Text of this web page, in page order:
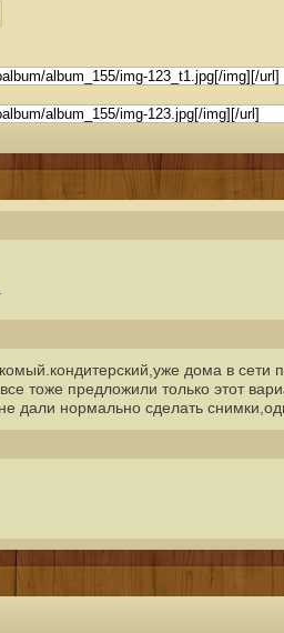
дома в сети
тоже предложили только этот
дали нормально сделать